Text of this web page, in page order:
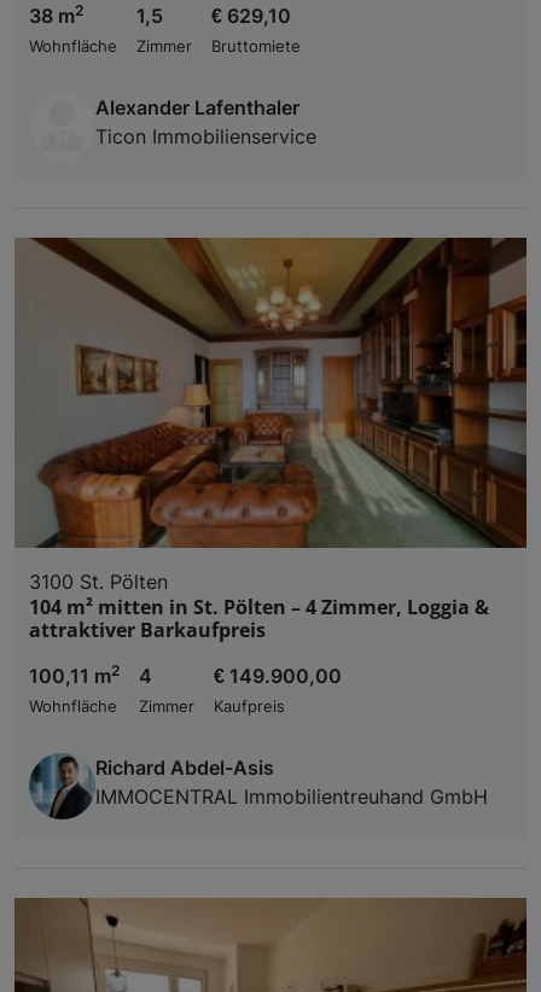
38 m2
Wohnfläche
1,5
Zimmer
€ 629,10
Bruttomiete
Alexander Lafenthaler
Ticon Immobilienservice
3100 St. Pölten
104 m² mitten in St. Pölten – 4 Zimmer, Loggia &
attraktiver Barkaufpreis
100,11 m2
Wohnfläche
4
Zimmer
€ 149.900,00
Kaufpreis
Richard Abdel-Asis
IMMOCENTRAL Immobilientreuhand GmbH